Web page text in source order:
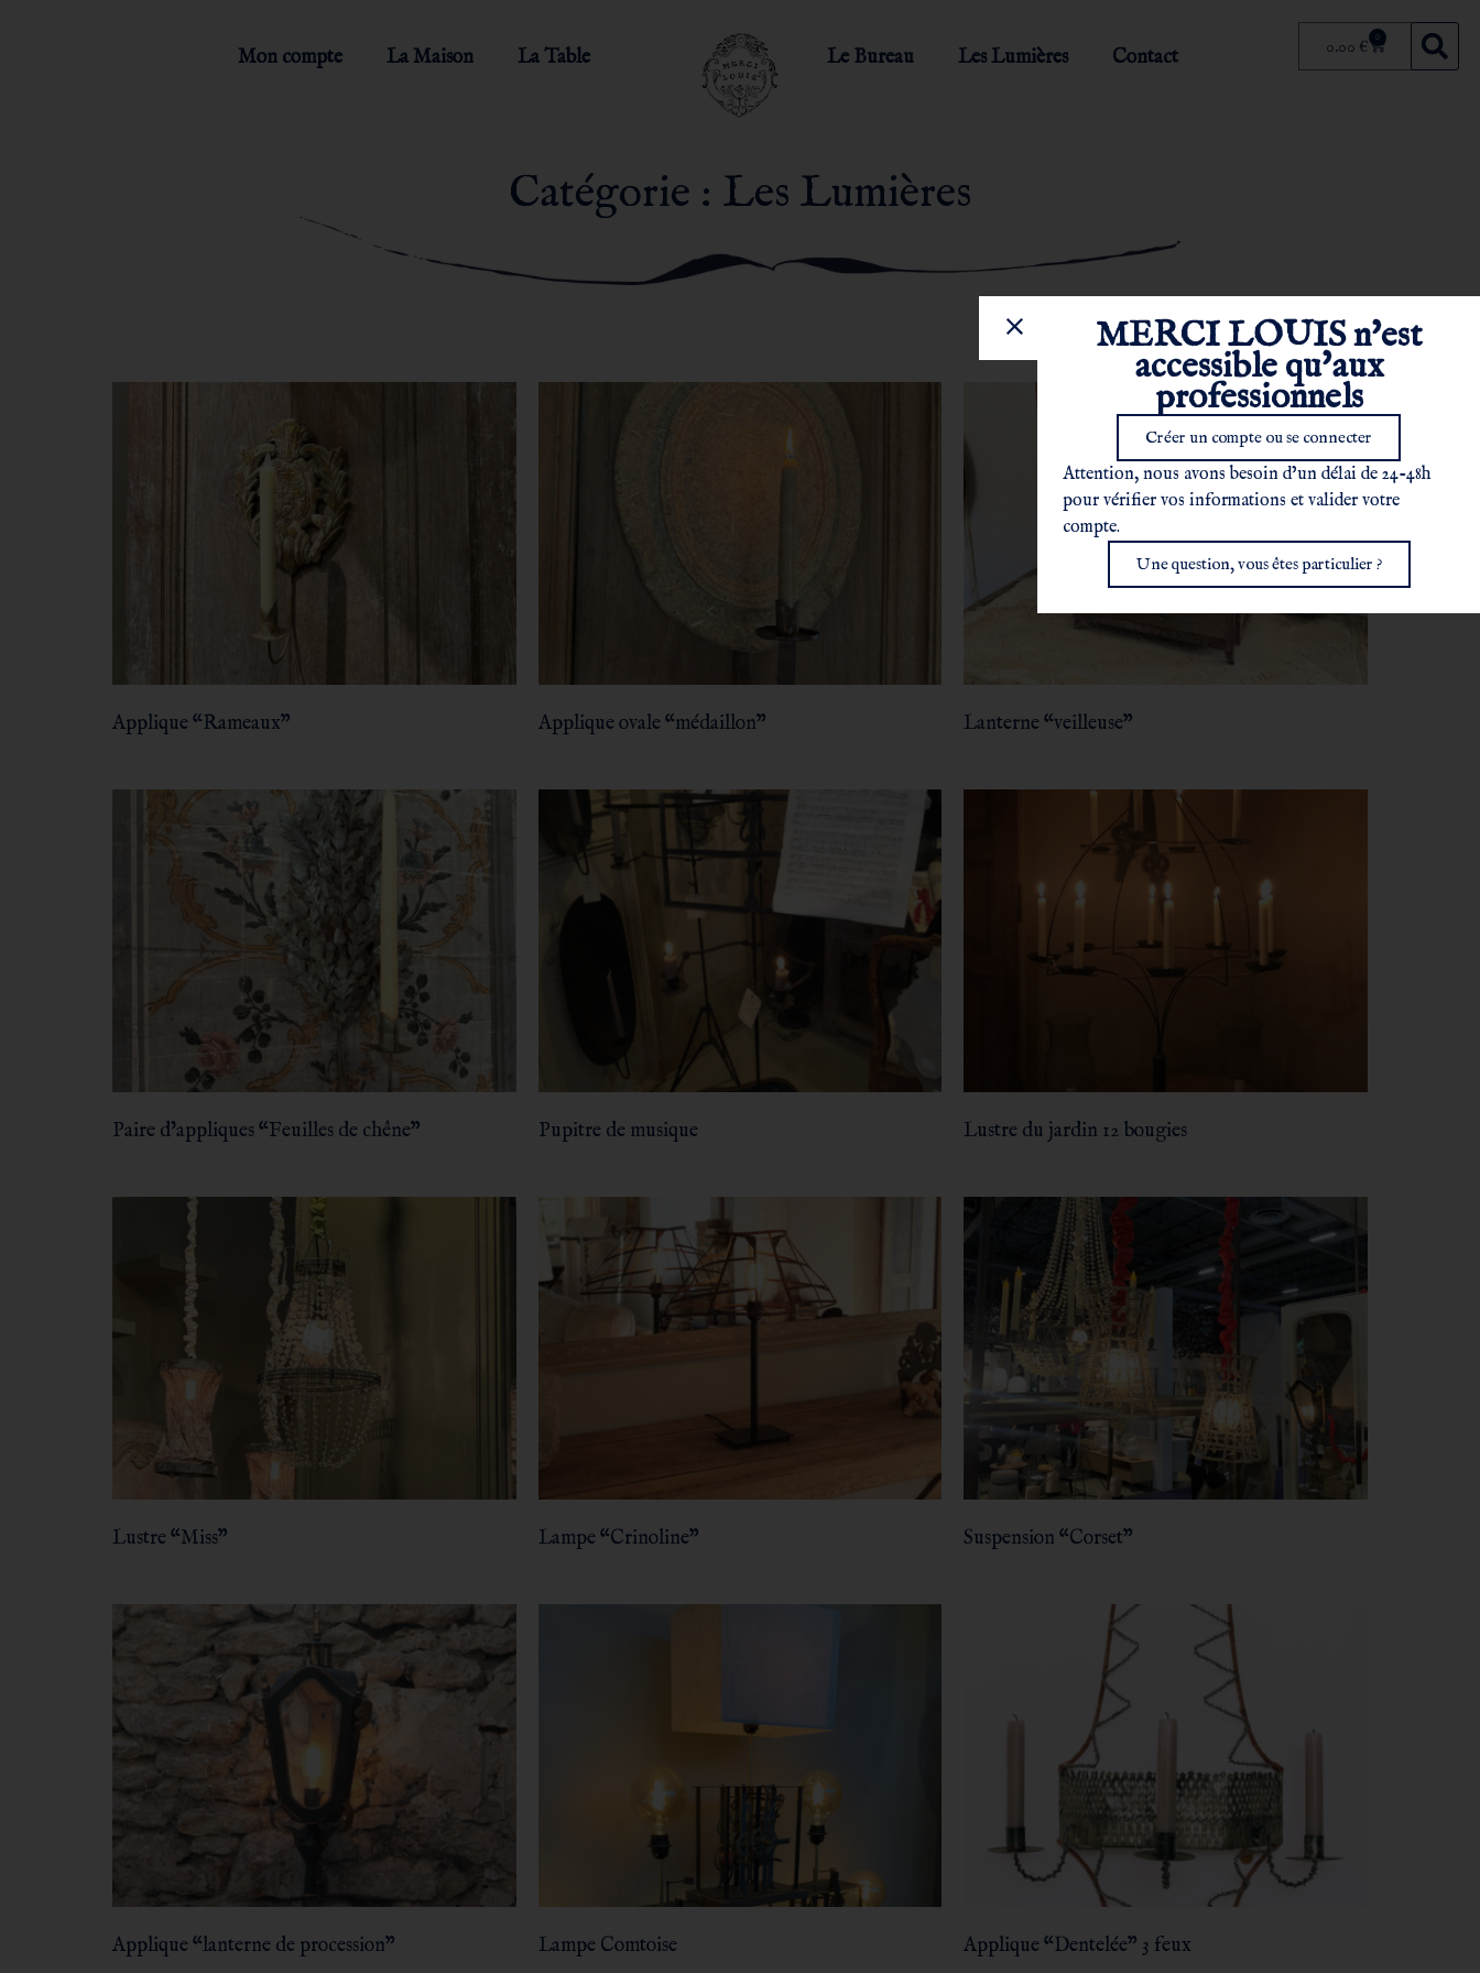
Mon compte La Maison La Table Le Bureau Les Lumières Contact 0.00 € 0
Catégorie : Les Lumières
Applique “Rameaux” Applique ovale “médaillon” Lanterne “veilleuse”
Paire d’appliques “Feuilles de chêne” Pupitre de musique Lustre du jardin 12 bougies
Lustre “Miss” Lampe “Crinoline” Suspension “Corset”
Applique “lanterne de procession” Lampe Comtoise Applique “Dentelée” 3 feux
MERCI LOUIS n'est
accessible qu'aux
professionnels
Créer un compte ou se connecter
Attention, nous avons besoin d’un délai de 24-48h
pour vérifier vos informations et valider votre
compte.
Une question, vous êtes particulier ?